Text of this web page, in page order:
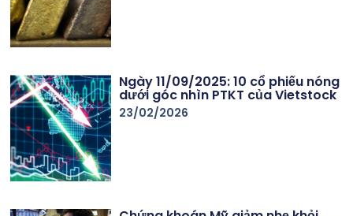
Ngày 11/09/2025: 10 cổ phiếu nóng
dưới góc nhìn PTKT của Vietstock
23/02/2026